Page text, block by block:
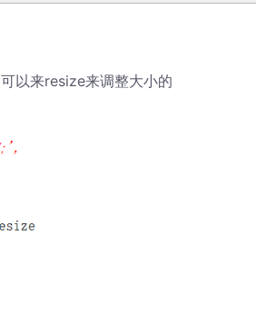
以来resize来调整大小的